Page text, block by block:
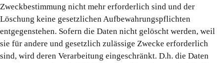
Zweckbestimmung nicht mehr erforderlich sind und der
Löschung keine gesetzlichen Aufbewahrungspflichten
entgegenstehen. Sofern die Daten nicht gelöscht werden, weil
sie für andere und gesetzlich zulässige Zwecke erforderlich
sind, wird deren Verarbeitung eingeschränkt. D.h. die Daten